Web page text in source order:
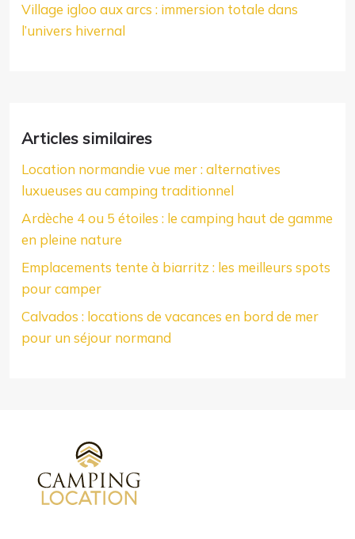
Village igloo aux arcs : immersion totale dans
l’univers hivernal
Articles similaires
Location normandie vue mer : alternatives
luxueuses au camping traditionnel
Ardèche 4 ou 5 étoiles : le camping haut de gamme
en pleine nature
Emplacements tente à biarritz : les meilleurs spots
pour camper
Calvados : locations de vacances en bord de mer
pour un séjour normand